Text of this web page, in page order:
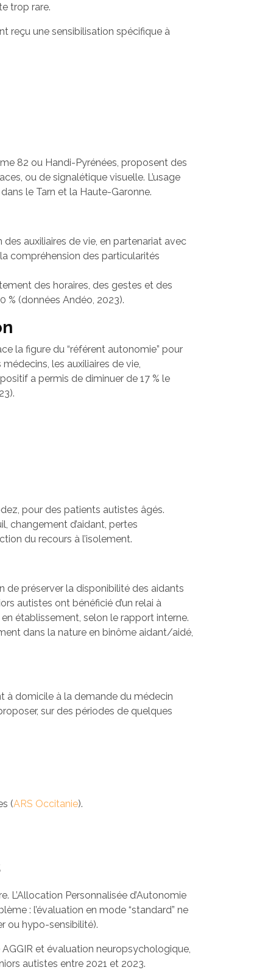
trop rare.
reçu une sensibilisation spécifique à
82 ou Handi-Pyrénées, proposent des
ou de signalétique visuelle. L’usage
le Tarn et la Haute-Garonne.
auxiliaires de vie, en partenariat avec
compréhension des particularités
des horaires, des gestes et des
% (données Andéo, 2023).
la figure du “référent autonomie” pour
les auxiliaires de vie,
a permis de diminuer de 17 % le
pour des patients autistes âgés.
changement d’aidant, pertes
du recours à l’isolement.
de préserver la disponibilité des aidants
autistes ont bénéficié d’un relai à
établissement, selon le rapport interne.
dans la nature en binôme aidant/aidé,
à domicile à la demande du médecin
sur des périodes de quelques
(ARS Occitanie).
Personnalisée d’Autonomie
: l’évaluation en mode “standard” ne
ou hypo-sensibilité).
et évaluation neuropsychologique,
autistes entre 2021 et 2023.